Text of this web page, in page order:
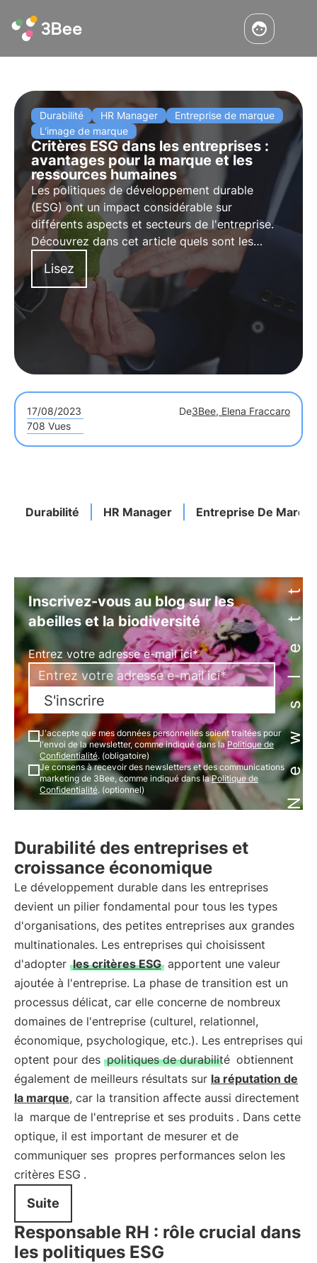
Durabilité HR Manager
Entreprise de marque
L'image de marque
Critères ESG dans les entreprises :
avantages pour la marque et les
ressources humaines
Les politiques de développement durable
(ESG) ont un impact considérable sur
différents aspects et secteurs de l'entreprise.
Découvrez dans cet article quels sont les
avantages spécifiques pour la marque et quel
est le rôle des ressources humaines.
Lisez
17/08/2023 De3Bee, Elena Fraccaro
708 Vues
Durabilité HR Manager Entreprise De Newsletter
Inscrivez-vous au blog sur les
abeilles et la biodiversité
Entrez votre adresse e-mail ici*
S'inscrire
J'accepte que mes données personnelles soient traitées pour
l'envoi de la newsletter, comme indiqué dans laPolitique de
Confidentialité. (obligatoire)
Je consens à recevoir des newsletters et des communications
marketing de 3Bee, comme indiqué dans laPolitique de
Confidentialité. (optionnel)
Durabilité des entreprises et
croissance économique
Le développement durable dans les entreprises
devient un pilier fondamental pour tous les types
d'organisations, des petites entreprises aux grandes
multinationales. Les entreprises qui choisissent
d'adopter les critères ESG apportent une valeur
ajoutée à l'entreprise. La phase de transition est un
processus délicat, car elle concerne de nombreux
domaines de l'entreprise (culturel, relationnel,
économique, psychologique, etc.). Les entreprises qui
optent pour des politiques de durabilité obtiennent
également de meilleurs résultats sur la réputation de
la marque, car la transition affecte aussi directement
la marque de l'entreprise et ses produits . Dans cette
optique, il est important de mesurer et de
communiquer ses propres performances selon les
critères ESG .
Suite
Responsable RH : rôle crucial dans
les politiques ESG